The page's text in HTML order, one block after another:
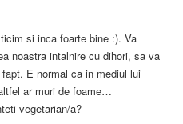
si inca foarte bine :). Va
noastra intalnire cu dihori, sa va
E normal ca in mediul lui
ar muri de foame…
vegetarian/a?